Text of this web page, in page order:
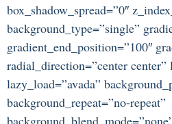
box_shadow_spread=”0″
background_type=”single”
gradient_end_position=”100″
radial_direction=”center center”
lazy_load=”avada”
background_repeat=”no-repeat”